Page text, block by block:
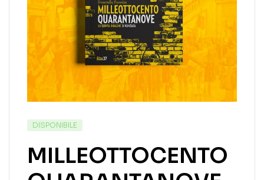
DISPONIBILE
MILLEOTTOCENTO